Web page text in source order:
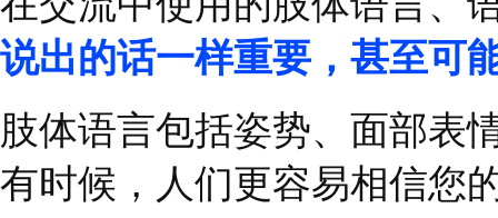
战？”
如果对方的回应仍然模
息： “ 哪个具体的项目